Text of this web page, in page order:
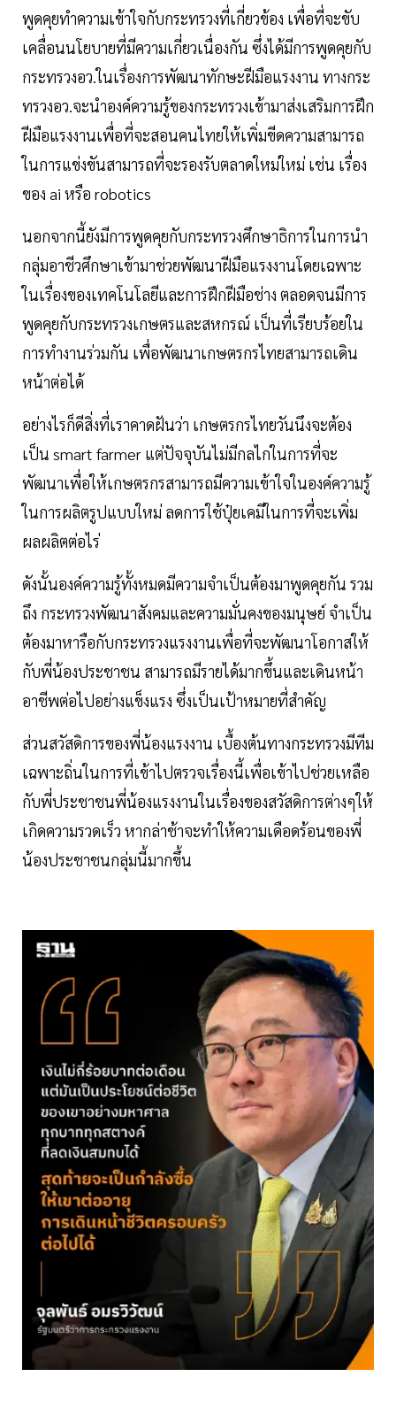
พูดคุยทำความเข้าใจกับกระทรวงที่เกี่ยวข้อง เพื่อที่จะขับ
เคลื่อนนโยบายที่มีความเกี่ยวเนื่องกัน ซึ่งได้มีการพูดคุยกับ
กระทรวงอว.ในเรื่องการพัฒนาทักษะฝีมือแรงงาน ทางกระ
ทรวงอว.จะนำองค์ความรู้ของกระทรวงเข้ามาส่งเสริมการฝึก
ฝีมือแรงงานเพื่อที่จะสอนคนไทยให้เพิ่มขีดความสามารถ
ในการแข่งขันสามารถที่จะรองรับตลาดใหม่ใหม่ เช่น เรื่อง
ของ ai หรือ robotics
นอกจากนี้ยังมีการพูดคุยกับกระทรวงศึกษาธิการในการนำ
กลุ่มอาชีวศึกษาเข้ามาช่วยพัฒนาฝีมือแรงงานโดยเฉพาะ
ในเรื่องของเทคโนโลยีและการฝึกฝีมือช่าง ตลอดจนมีการ
พูดคุยกับกระทรวงเกษตรและสหกรณ์ เป็นที่เรียบร้อยใน
การทำงานร่วมกัน เพื่อพัฒนาเกษตรกรไทยสามารถเดิน
หน้าต่อได้
อย่างไรก็ดีสิ่งที่เราคาดฝันว่า เกษตรกรไทยวันนึงจะต้อง
เป็น smart farmer แต่ปัจจุบันไม่มีกลไกในการที่จะ
พัฒนาเพื่อให้เกษตรกรสามารถมีความเข้าใจในองค์ความรู้
ในการผลิตรูปแบบใหม่ ลดการใช้ปุ๋ยเคมีในการที่จะเพิ่ม
ผลผลิตต่อไร่
ดังนั้นองค์ความรู้ทั้งหมดมีความจำเป็นต้องมาพูดคุยกัน รวม
ถึง กระทรวงพัฒนาสังคมและความมั่นคงของมนุษย์ จำเป็น
ต้องมาหารือกับกระทรวงแรงงานเพื่อที่จะพัฒนาโอกาสให้
กับพี่น้องประชาชน สามารถมีรายได้มากขึ้นและเดินหน้า
อาชีพต่อไปอย่างแข็งแรง ซึ่งเป็นเป้าหมายที่สำคัญ
ส่วนสวัสดิการของพี่น้องแรงงาน เบื้องต้นทางกระทรวงมีทีม
เฉพาะถิ่นในการที่เข้าไปตรวจเรื่องนี้เพื่อเข้าไปช่วยเหลือ
กับพี่ประชาชนพี่น้องแรงงานในเรื่องของสวัสดิการต่างๆให้
เกิดความรวดเร็ว หากล่าช้าจะทำให้ความเดือดร้อนของพี่
น้องประชาชนกลุ่มนี้มากขึ้น